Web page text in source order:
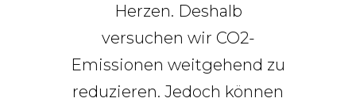
Herzen. Deshalb
versuchen wir CO2-
Emissionen weitgehend zu
reduzieren. Jedoch können